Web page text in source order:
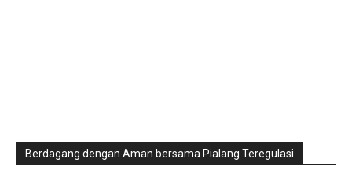
Berdagang dengan Aman bersama Pialang Teregulasi